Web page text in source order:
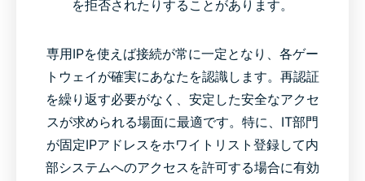
を拒否されたりすることがあります。
専用IPを使えば接続が常に一定となり、各ゲー
トウェイが確実にあなたを認識します。再認証
を繰り返す必要がなく、安定した安全なアクセ
スが求められる場面に最適です。特に、IT部門
が固定IPアドレスをホワイトリスト登録して内
部システムへのアクセスを許可する場合に有効